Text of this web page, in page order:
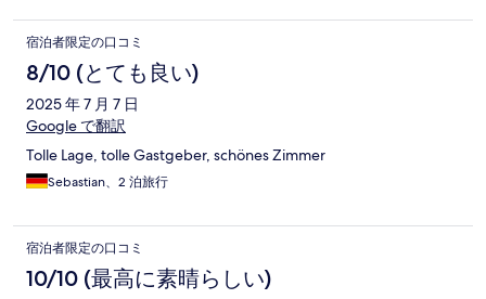
思いました トイレバスは他の宿泊客と共用ですが、客室数が少
ないのであまりバッティングすることなく快適に過ごせました
立地も最高です お買い物したものをすぐに置きに来れるので安
心してお買い物できました トイレ休憩に一旦ホテルに戻った
り、本当に助かりました
宿泊者限定の口コミ
8/10 (とても良い)
2025 年 7 月 7 日
Google で翻訳
Tolle Lage, tolle Gastgeber, schönes Zimmer
Sebastian、2 泊旅行
宿泊者限定の口コミ
10/10 (最高に素晴らしい)